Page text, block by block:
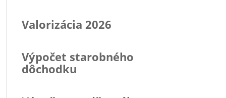
Valorizácia 2026
Výpočet starobného
dôchodku